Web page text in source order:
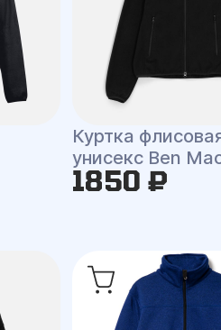
Куртка
унисекс Ben
1850 ₽